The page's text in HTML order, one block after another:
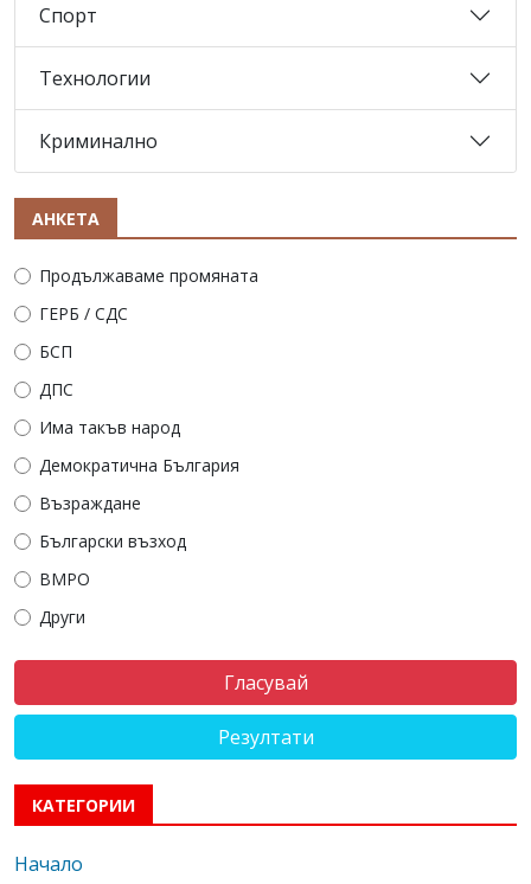
Спорт
Технологии
Криминално
АНКЕТА
Продължаваме промяната
ГЕРБ / СДС
БСП
ДПС
Има такъв народ
Демократична България
Възраждане
Български възход
ВМРО
Други
Резултати
КАТЕГОРИИ
Начало